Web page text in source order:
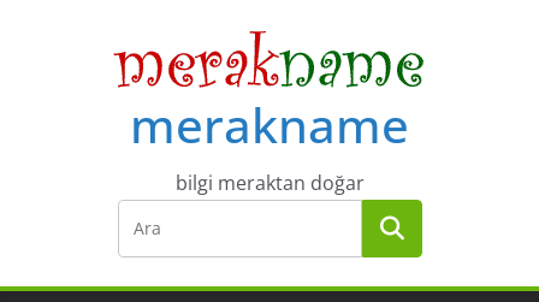
merakname
bilgi meraktan doğar